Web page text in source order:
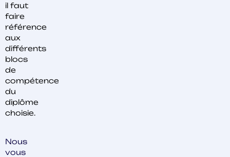
il faut
faire
référence
aux
différents
blocs
de
compétence
du
diplôme
choisie.
Nous
vous